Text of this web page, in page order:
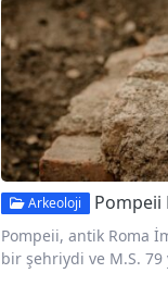
çası olarak öne çıkar.
lerinin ve mozaiklerin
nda size ayrıntılı bilgi
eri, yüksek…
Arkeoloji Pompeii
Pompeii, antik Roma
bir şehriydi ve M.S. 79
ı’nın patlamasıyla